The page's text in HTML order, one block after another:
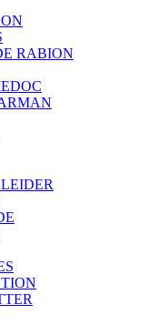
RABION